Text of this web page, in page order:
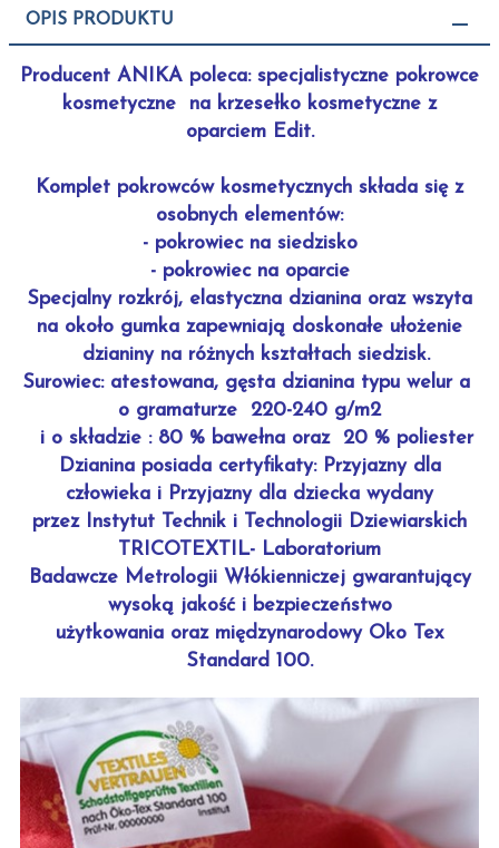
OPIS PRODUKTU
Producent ANIKA poleca: specjalistyczne pokrowce
kosmetyczne na krzesełko kosmetyczne z
oparciem Edit.
Komplet pokrowców kosmetycznych składa się z
osobnych elementów:
- pokrowiec na siedzisko
- pokrowiec na oparcie
Specjalny rozkrój, elastyczna dzianina oraz wszyta
na około gumka zapewniają doskonałe ułożenie
dzianiny na różnych kształtach siedzisk.
Surowiec: atestowana, gęsta dzianina typu welura
o gramaturze 220-240 g/m2
i o składzie : 80 % bawełna oraz 20 % poliester
Dzianina posiada certyfikaty: Przyjazny dla
człowieka i Przyjazny dla dziecka wydany
przez Instytut Technik i Technologii Dziewiarskich
TRICOTEXTIL- Laboratorium
Badawcze Metrologii Włókienniczej gwarantujący
wysoką jakość i bezpieczeństwo
użytkowania oraz międzynarodowy Oko Tex
Standard 100.